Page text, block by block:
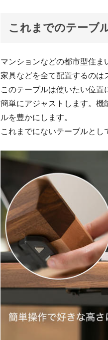
これまでのテーブ
マンションなどの都市型住
家具などを全て配置するのは
このテーブルは使いたい位
簡単にアジャストします。機
ルを豊かにします。
これまでにないテーブルとし